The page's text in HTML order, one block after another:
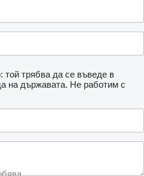
трябва да се въведе в
на държавата. Не работим с